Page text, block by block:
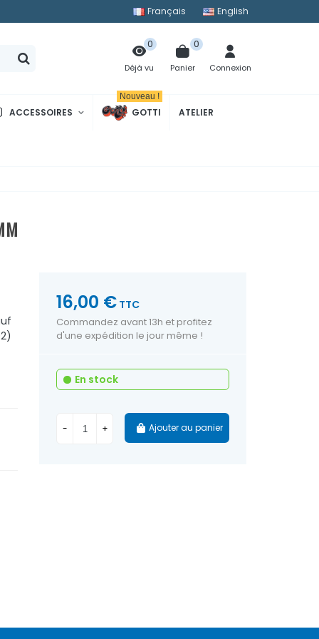
Français English
Déjà vu
0
Panier
0
Connexion
ACCESSOIRES GOTTI
Nouveau !
ATELIER
16,00 € TTC
Commandez avant 13h et profitez
d'une expédition le jour même !
En stock
- + Ajouter au panier